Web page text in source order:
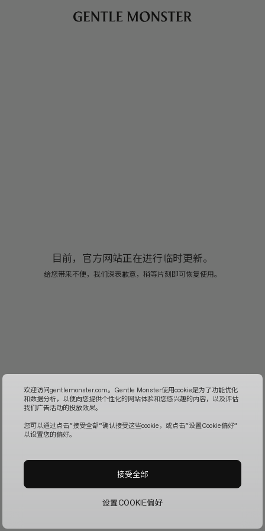
目前，官方网站正在进行临时更新。
给您带来不便，我们深表歉意，稍等片刻即可恢复使用。
欢迎访问gentlemonster.com。Gentle Monster使用cookie是为了功能优化
和数据分析，以便向您提供个性化的网站体验和您感兴趣的内容，以及评估
我们广告活动的投放效果。
您可以通过点击“接受全部“确认接受这些cookie，或点击“设置Cookie偏好”
以设置您的偏好。
设置COOKIE偏好
接受全部